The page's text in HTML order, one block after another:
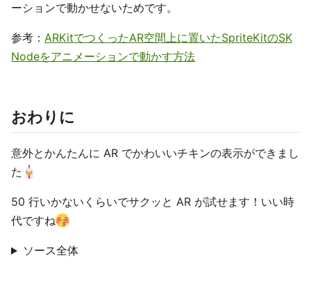
ーションで動かせないためです。
参考： ARKitでつくったAR空間上に置いたSpriteKitのSK
Nodeをアニメーションで動かす方法
おわりに
意外とかんたんに AR でかわいいチキンの表示ができまし
た
50 行いかないくらいでサクッと AR が試せます！いい時
代ですね
ソース全体